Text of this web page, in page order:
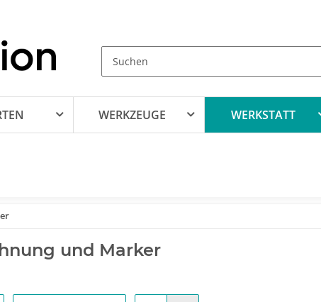
WERKZEUGE WERKSTATT
und Marker